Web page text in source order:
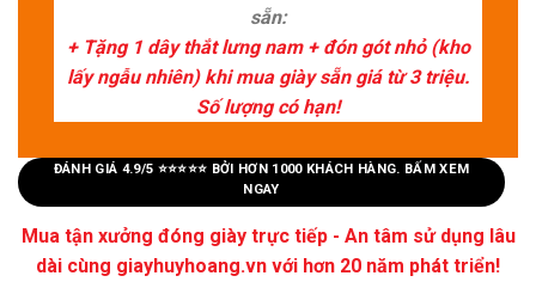
sẵn:
+ Tặng 1 dây thắt lưng nam + đón gót nhỏ (kho
lấy ngẫu nhiên) khi mua giày sẵn giá từ 3 triệu.
Số lượng có hạn!
ĐÁNH GIÁ 4.9/5 ⭐⭐⭐⭐⭐ BỞI HƠN 1000 KHÁCH HÀNG. BẤM XEM
NGAY
Mua tận xưởng đóng giày trực tiếp - An tâm sử dụng lâu
dài cùng giayhuyhoang.vn với hơn 20 năm phát triển!